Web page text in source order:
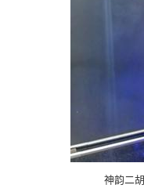
神韵二